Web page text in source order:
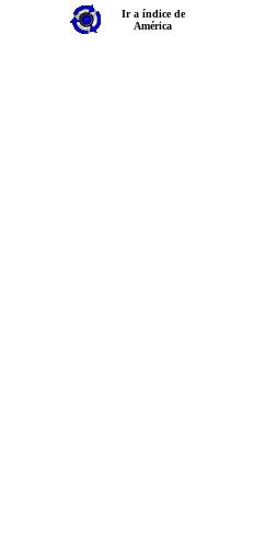
Ir a índice de
América